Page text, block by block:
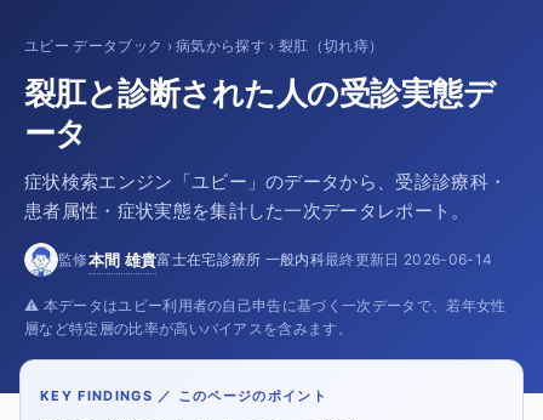
ユビー データブック ›病気から探す › 裂肛（切れ痔）
裂肛と診断された人の受診実態デ
ータ
症状検索エンジン「ユビー」のデータから、受診診療科・
患者属性・症状実態を集計した一次データレポート。
監修本間 雄貴富士在宅診療所 一般内科最終更新日 2026-06-14
⚠️ 本データはユビー利用者の自己申告に基づく一次データで、若年女性
層など特定層の比率が高いバイアスを含みます。
KEY FINDINGS ／ このページのポイント